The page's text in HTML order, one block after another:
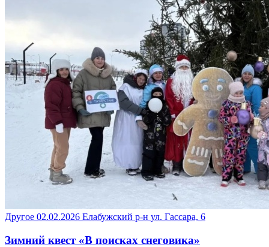
Другое 02.02.2026 Елабужский р-н ул. Гассара, 6
Зимний квест «В поисках снеговика»